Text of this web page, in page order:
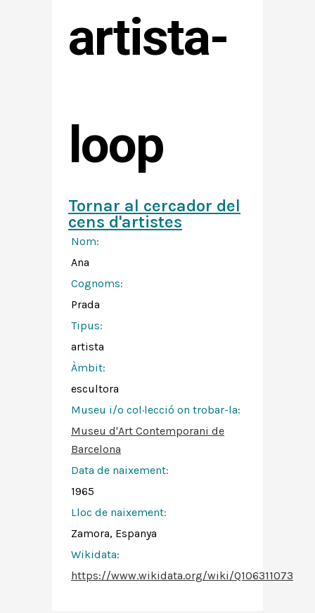
artista-
loop
Tornar al cercador del
cens d'artistes
Nom:
Ana
Cognoms:
Prada
Tipus:
artista
Àmbit:
escultora
Museu i/o col·lecció on trobar-la:
Museu d'Art Contemporani de
Barcelona
Data de naixement:
1965
Lloc de naixement:
Zamora, Espanya
Wikidata:
https://www.wikidata.org/wiki/Q106311073